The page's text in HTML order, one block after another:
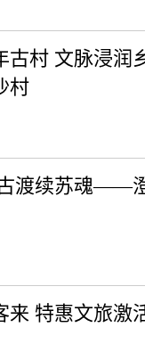
古村 文脉浸
村
渡续苏魂——
来 特惠文旅